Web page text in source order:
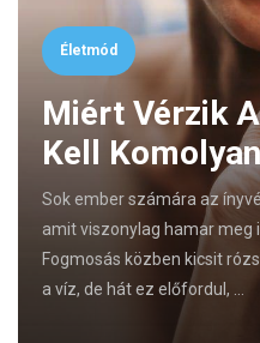
Életmód
Miért Vérzik
Kell
Sok ember számára az
amit viszonylag hamar meg
Fogmosás közben kicsit
a víz, de hát ez előfordul, …